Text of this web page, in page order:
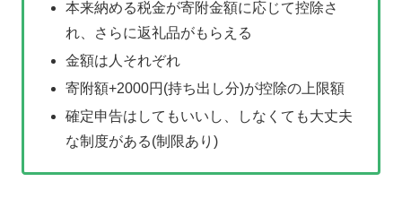
本来納める税金が寄附金額に応じて控除さ
れ、さらに返礼品がもらえる
金額は人それぞれ
寄附額+2000円(持ち出し分)が控除の上限額
確定申告はしてもいいし、しなくても大丈夫
な制度がある(制限あり)